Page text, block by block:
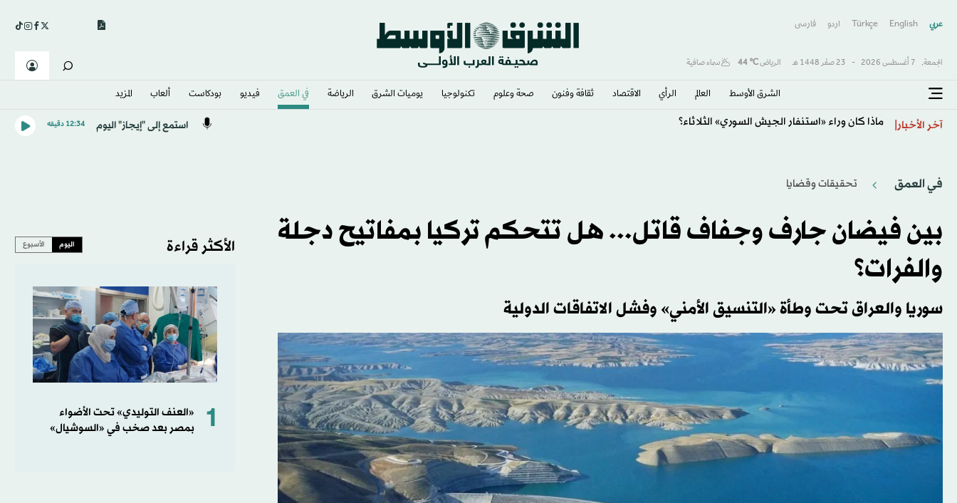
عربي English
Türkçe اردو فارسى
الجمعة, 7 أغسطس 2026 - 23 صفَر 1448 هـ الرياض℃
44 سماء صافية
الشرق الأوسط​ العالم الرأي الاقتصاد ثقافة وفنون صحة وعلوم تكنولوجيا يوميات الشرق​ الرياضة في العمق فيديو بودكاست ألعاب المزيد
آخر الأخبار ماذا كان وراء «استنفار الجيش السوري» الثلاثاء؟ استمع إلى "إيجاز" اليوم 12:34 دقيقه
في العمق تحقيقات وقضايا
بين فيضان جارف وجفاف قاتل... هل تتحكم تركيا بمفاتيح دجلة
والفرات؟
سوريا والعراق تحت وطأة «التنسيق الأمني» وفشل الاتفاقات الدولية
الأكثر قراءة اليوم الأسبوع
1
«العنف التوليدي» تحت الأضواء
بمصر بعد صخب في «السوشيال»